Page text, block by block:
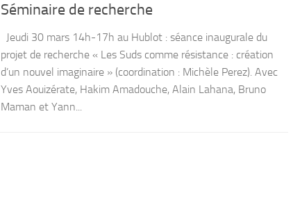
Séminaire de recherche
Jeudi 30 mars 14h-17h au Hublot : séance inaugurale du
projet de recherche « Les Suds comme résistance : création
d’un nouvel imaginaire » (coordination : Michèle Perez). Avec
Yves Aouizérate, Hakim Amadouche, Alain Lahana, Bruno
Maman et Yann...